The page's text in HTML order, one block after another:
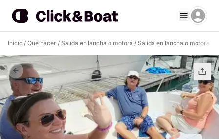
Inicio / Qué hacer / Salida en lancha o motora / Salida en lancha o motora